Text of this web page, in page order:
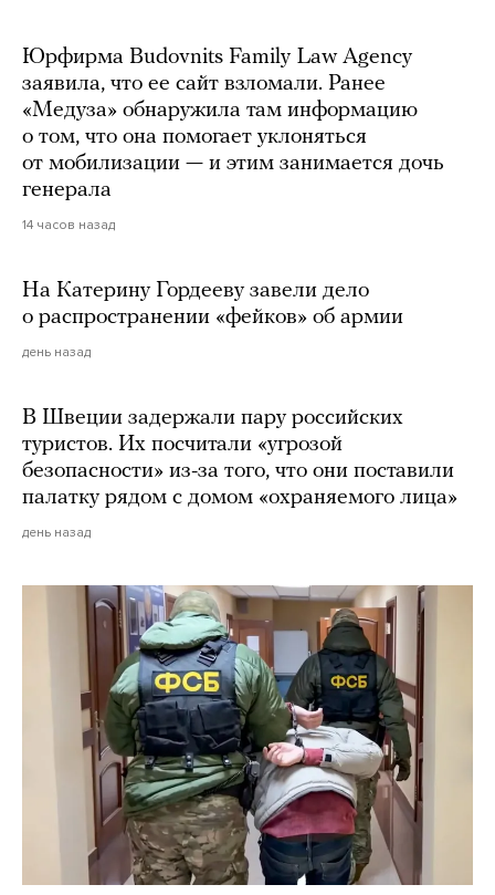
Юрфирма Budovnits Family Law Agency
заявила, что ее сайт взломали. Ранее
«Медуза» обнаружила там информацию
о том, что она помогает уклоняться
от мобилизации — и этим занимается дочь
генерала
14 часов назад
На Катерину Гордееву завели дело
о распространении «фейков» об армии
день назад
В Швеции задержали пару российских
туристов. Их посчитали «угрозой
безопасности» из-за того, что они поставили
палатку рядом с домом «охраняемого лица»
день назад